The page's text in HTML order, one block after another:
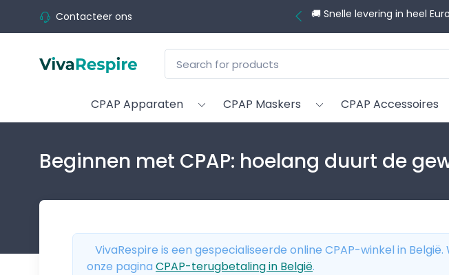
Contacteer ons 💬 Hulp nodig bij het
CPAP Apparaten CPAP Maskers CPAP Accessoires
Beginnen met CPAP: hoelang duurt de
VivaRespire is een gespecialiseerde online CPAP-winkel in
onze pagina CPAP-terugbetaling in België.